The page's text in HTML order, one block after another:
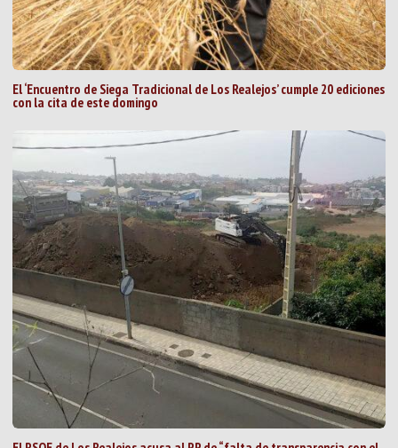
El ‘Encuentro de Siega Tradicional de Los Realejos’ cumple 20 ediciones
con la cita de este domingo